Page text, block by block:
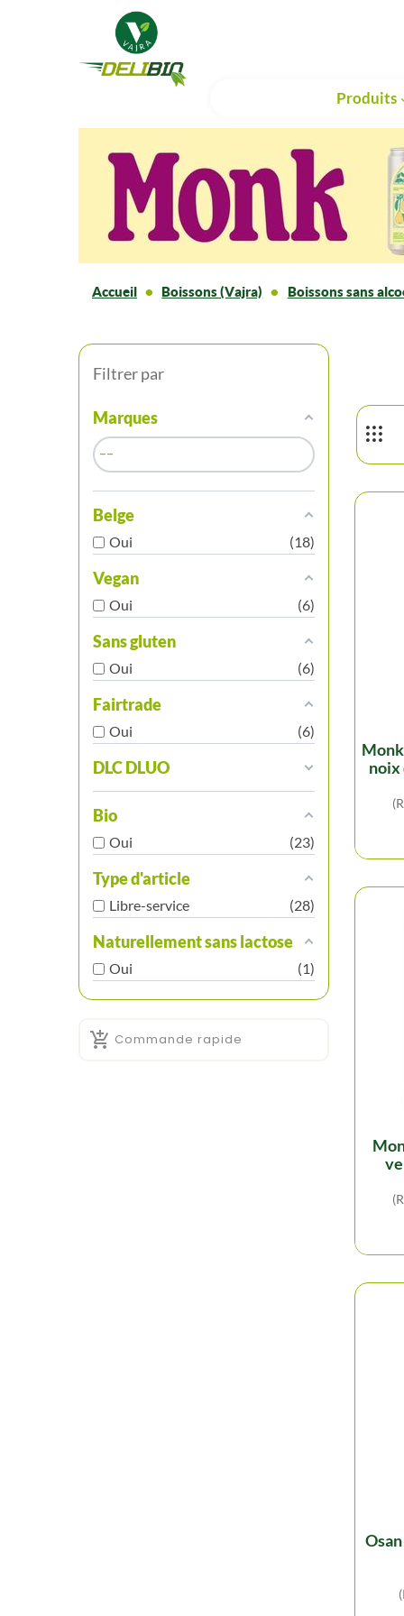
Produits
Accueil Boissons (Vajra) Boissons sans
Filtrer par
Marques
Belge
Oui 18
Vegan
Oui 6
Sans gluten
Oui 6
Fairtrade
Oui 6
DLC DLUO
Bio
Oui 23
Type d'article
Libre-service 28
Naturellement sans lactose
Oui 1
 Commande rapide
monk - abricot, lavande,
noix
monk - fraise, basilic,
osan shiso basilic - 750